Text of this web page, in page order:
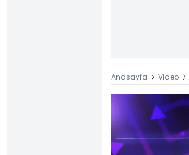
Anasayfa Video